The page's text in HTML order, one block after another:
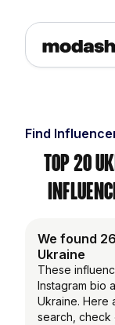
Find
Top 20
We found
Ukraine
These
Instagram bio
Ukraine. Here
search, check